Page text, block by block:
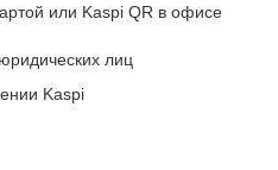
или Kaspi QR в офисе
лиц
Kaspi